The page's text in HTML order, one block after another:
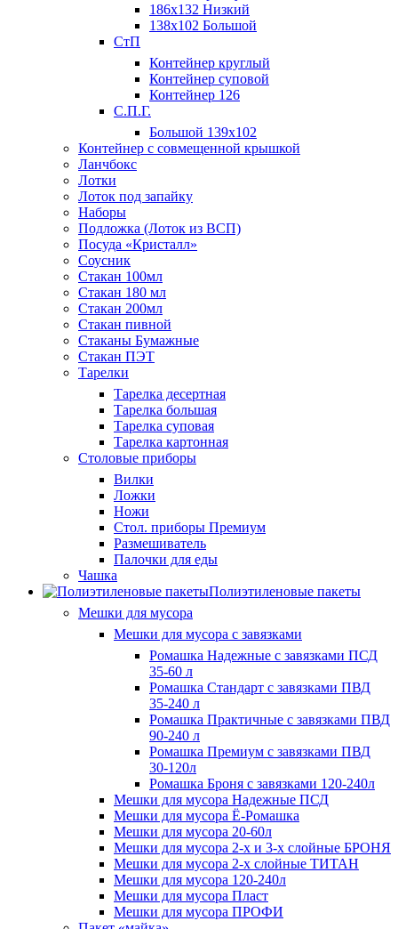
186х132 Низкий
138х102 Большой
СтП
Контейнер круглый
Контейнер суповой
Контейнер 126
С.П.Г.
Большой 139х102
Контейнер с совмещенной крышкой
Ланчбокс
Лотки
Лоток под запайку
Наборы
Подложка (Лоток из ВСП)
Посуда «Кристалл»
Соусник
Стакан 100мл
Стакан 180 мл
Стакан 200мл
Стакан пивной
Стаканы Бумажные
Стакан ПЭТ
Тарелки
Тарелка десертная
Тарелка большая
Тарелка суповая
Тарелка картонная
Столовые приборы
Вилки
Ложки
Ножи
Стол. приборы Премиум
Размешиватель
Палочки для еды
Чашка
Полиэтиленовые пакеты
Мешки для мусора
Мешки для мусора с завязками
Ромашка Надежные с завязками ПСД
35-60 л
Ромашка Стандарт с завязками ПВД
35-240 л
Ромашка Практичные с завязками ПВД
90-240 л
Ромашка Премиум с завязками ПВД
30-120л
Ромашка Броня с завязками 120-240л
Мешки для мусора Надежные ПСД
Мешки для мусора Ё-Ромашка
Мешки для мусора 20-60л
Мешки для мусора 2-х и 3-х слойные БРОНЯ
Мешки для мусора 2-х слойные ТИТАН
Мешки для мусора 120-240л
Мешки для мусора Пласт
Мешки для мусора ПРОФИ